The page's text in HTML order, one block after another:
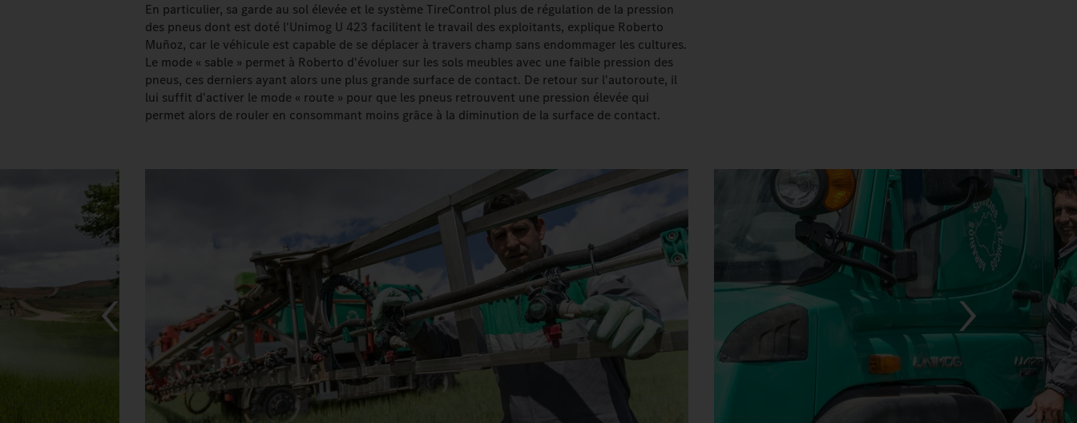
En particulier, sa garde au sol élevée et le système TireControl plus de régulation de la pression
des pneus dont est doté l'Unimog U 423 facilitent le travail des exploitants, explique Roberto
Muñoz, car le véhicule est capable de se déplacer à travers champ sans endommager les cultures.
Le mode « sable » permet à Roberto d'évoluer sur les sols meubles avec une faible pression des
pneus, ces derniers ayant alors une plus grande surface de contact. De retour sur l'autoroute, il
lui suffit d'activer le mode « route » pour que les pneus retrouvent une pression élevée qui
permet alors de rouler en consommant moins grâce à la diminution de la surface de contact.